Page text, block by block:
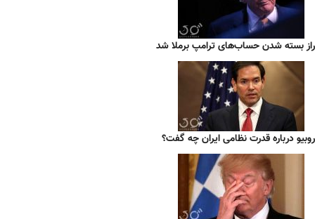
راز بسته شدن حساب‌های ترامپ برملا شد
روبیو درباره قدرت نظامی ایران چه گفت؟